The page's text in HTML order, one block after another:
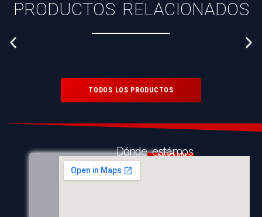
PRODUCTOS RELACIONADOS
TODOS LOS PRODUCTOS
DINGHY ZUAR
¡NUEVO!
Dónde estámos